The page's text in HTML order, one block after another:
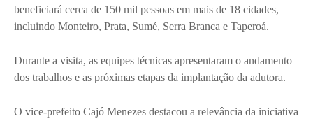
beneficiará cerca de 150 mil pessoas em mais de 18 cidades,
incluindo Monteiro, Prata, Sumé, Serra Branca e Taperoá.
Durante a visita, as equipes técnicas apresentaram o andamento
dos trabalhos e as próximas etapas da implantação da adutora.
O vice-prefeito Cajó Menezes destacou a relevância da iniciativa